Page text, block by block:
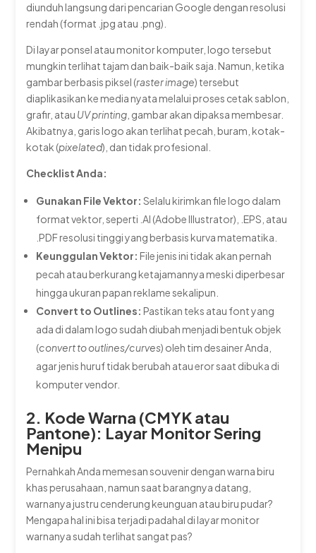
diunduh langsung dari pencarian Google dengan resolusi
rendah (format .jpg atau .png).
Di layar ponsel atau monitor komputer, logo tersebut
mungkin terlihat tajam dan baik-baik saja. Namun, ketika
gambar berbasis piksel (raster image) tersebut
diaplikasikan ke media nyata melalui proses cetak sablon,
grafir, atau UV printing , gambar akan dipaksa membesar.
Akibatnya, garis logo akan terlihat pecah, buram, kotak-
kotak (pixelated), dan tidak profesional.
Checklist Anda:
Gunakan File Vektor: Selalu kirimkan file logo dalam
format vektor, seperti .AI (Adobe Illustrator), .EPS , atau
.PDFresolusi tinggi yang berbasis kurva matematika.
Keunggulan Vektor: File jenis ini tidak akan pernah
pecah atau berkurang ketajamannya meski diperbesar
hingga ukuran papan reklame sekalipun.
Convert to Outlines: Pastikan teks atau font yang
ada di dalam logo sudah diubah menjadi bentuk objek
(convert to outlines/curves) oleh tim desainer Anda,
agar jenis huruf tidak berubah atau eror saat dibuka di
komputer vendor.
2. Kode Warna (CMYK atau
Pantone): Layar Monitor Sering
Menipu
Pernahkah Anda memesan souvenir dengan warna biru
khas perusahaan, namun saat barangnya datang,
warnanya justru cenderung keunguan atau biru pudar?
Mengapa hal ini bisa terjadi padahal di layar monitor
warnanya sudah terlihat sangat pas?